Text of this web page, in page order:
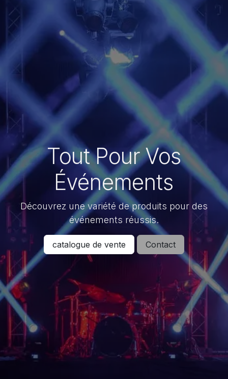
Tout Pour Vos
Événements
Découvrez une variété de produits pour des
événements réussis.
catalogue de vente Contact